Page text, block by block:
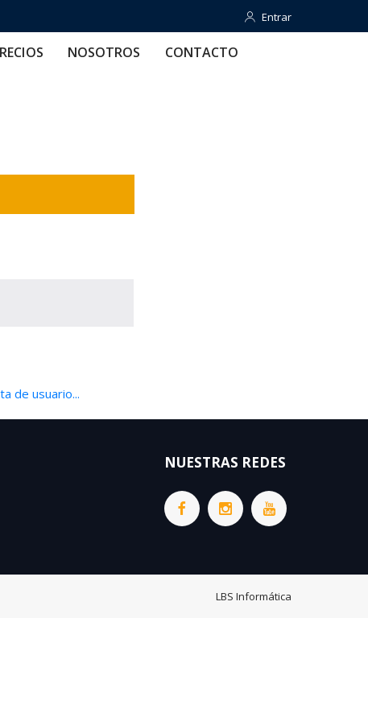
Entrar
Entrar
NOSOTROS CONTACTO
de usuario...
NUESTRAS REDES
LBS Informática